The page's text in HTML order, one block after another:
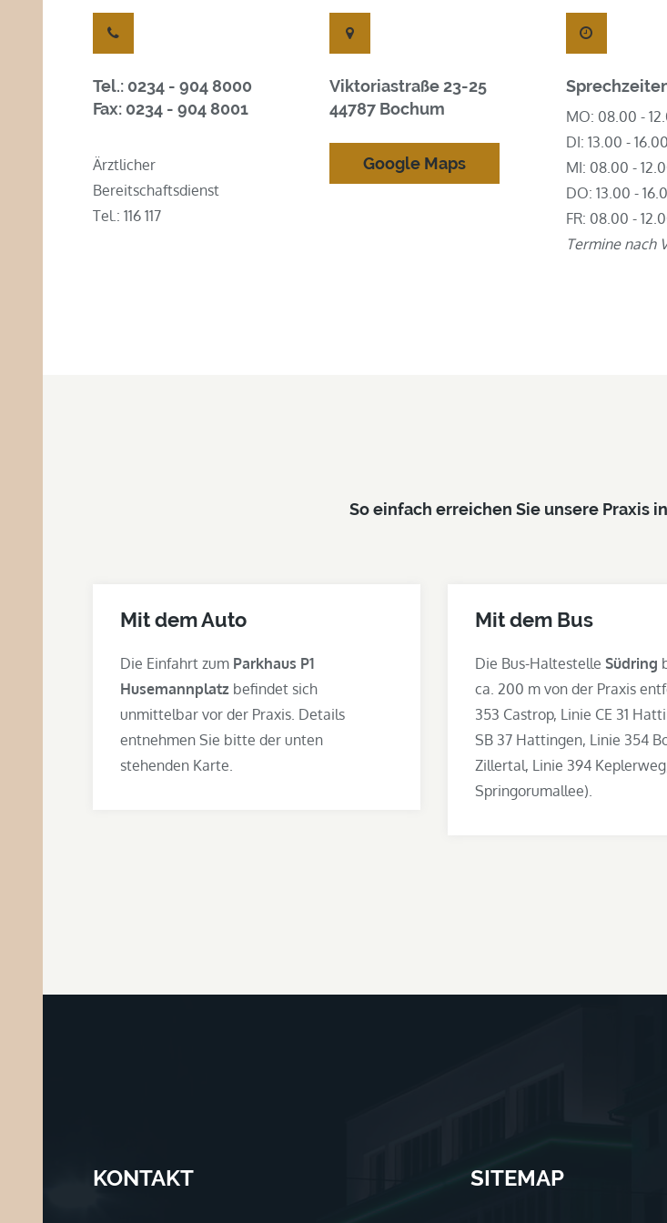
Tel.: 0234 - 904 8000
Fax: 0234 - 904 8001
Ärztlicher
Bereitschaftsdienst
Tel.: 116 117
Viktoriastraße 23-25
44787 Bochum
Google Maps
MO: 08.00 -
DI: 13.00 -
MI: 08.00 -
DO: 13.00 -
FR: 08.00 -
Termine nach
So einfach erreichen Sie unsere Praxis
Mit dem Auto
Die Einfahrt zum Parkhaus P1
Husemannplatz befindet sich
unmittelbar vor der Praxis. Details
entnehmen Sie bitte der unten
stehenden Karte.
Mit dem Bus
Die Bus-Haltestelle Südring
ca. 200 m von der Praxis
353 Castrop, Linie CE 31
SB 37 Hattingen, Linie 354
Zillertal, Linie 394
Springorumallee).
KONTAKT SITEMAP